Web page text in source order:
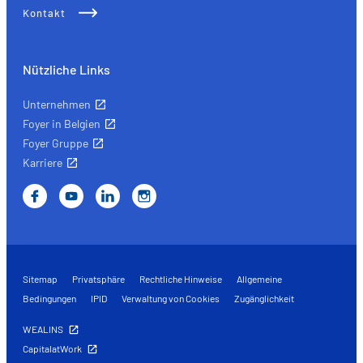
Kontakt
Nützliche Links
Unternehmen
Foyer in Belgien
Foyer Gruppe
Karriere
Sitemap Privatsphäre Rechtliche Hinweise
Allgemeine
Bedingungen
IPID Verwaltung von Cookies Zugänglichkeit
WEALINS
CapitalatWork